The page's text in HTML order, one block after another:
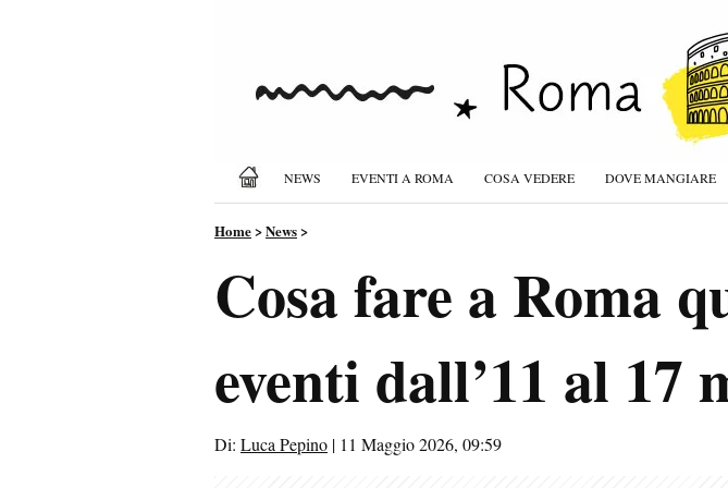
NEWS EVENTI A ROMA COSA VEDERE DOVE MANGIARE
Home>News>
Cosa fare a Roma
eventi dall’11 al 17
Di: Luca Pepino | 11 Maggio 2026, 09:59